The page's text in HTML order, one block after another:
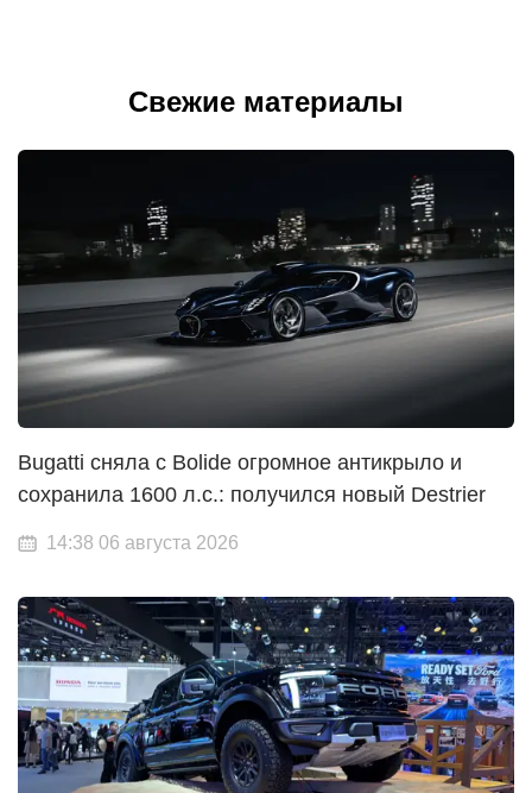
Свежие материалы
Bugatti сняла с Bolide огромное антикрыло и
сохранила 1600 л.с.: получился новый Destrier
14:38 06 августа 2026